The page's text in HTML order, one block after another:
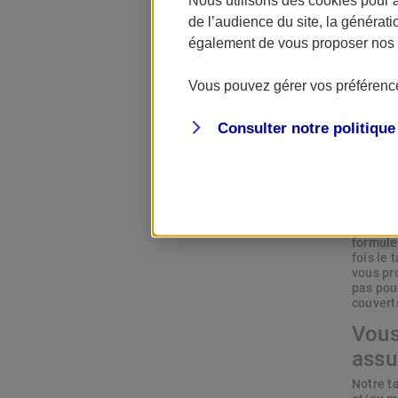
de l’audience du site, la
également de vous proposer
Vous pouvez gérer vos
Consulter notre politique
Vous
Vous
fois le
vous
pas
Notre